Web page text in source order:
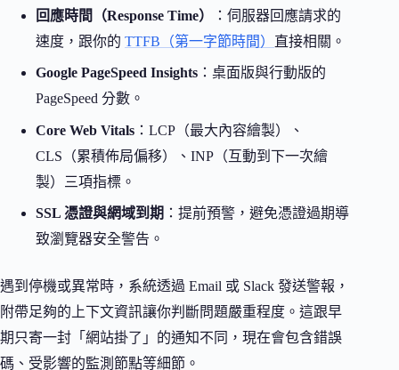
回應時間（Response Time）
：伺服器回應請求的
速度，跟你的 TTFB（第一字節時間） 直接相關。
Google PageSpeed Insights ：桌面版與行動版的
PageSpeed 分數。
Core Web Vitals ：LCP（最大內容繪製）、
CLS（累積佈局偏移）、INP（互動到下一次繪
製）三項指標。
SSL 憑證與網域到期 ：提前預警，避免憑證過期導
致瀏覽器安全警告。
遇到停機或異常時，系統透過 Email 或 Slack 發送警報，
附帶足夠的上下文資訊讓你判斷問題嚴重程度。這跟早
期只寄一封「網站掛了」的通知不同，現在會包含錯誤
碼、受影響的監測節點等細節。